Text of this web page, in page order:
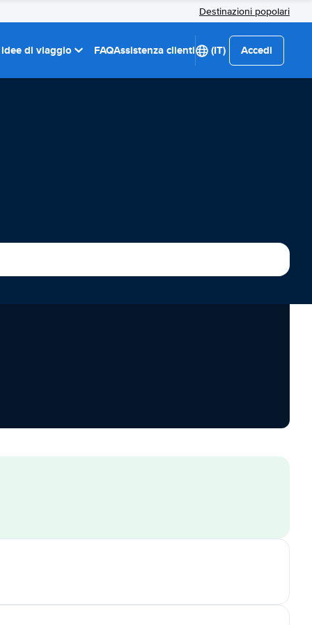
Destinazioni popolari
di viaggio FAQAssistenza clienti (IT) Accedi